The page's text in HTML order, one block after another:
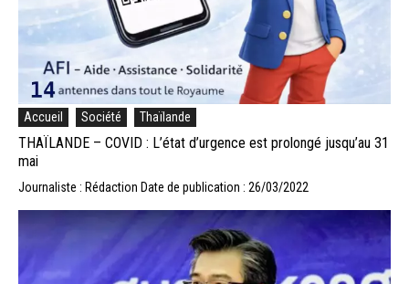
Accueil Société Thaïlande
THAÏLANDE – COVID : L’état d’urgence est prolongé jusqu’au 31
mai
Journaliste : Rédaction Date de publication : 26/03/2022